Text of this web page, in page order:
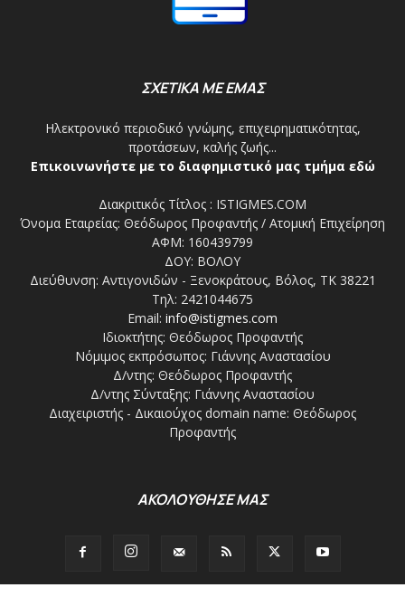
ΣΧΕΤΙΚΑ ΜΕ ΕΜΑΣ
Ηλεκτρονικό περιοδικό γνώμης, επιχειρηματικότητας,
προτάσεων, καλής ζωής...
Επικοινωνήστε με το διαφημιστικό μας τμήμα εδώ
Διακριτικός Τίτλος : ISTIGMES.COM
Όνομα Εταιρείας: Θεόδωρος Προφαντής / Ατομική Επιχείρηση
ΑΦΜ: 160439799
ΔΟΥ: ΒΟΛΟΥ
Διεύθυνση: Αντιγονιδών - Ξενοκράτους, Βόλος, ΤΚ 38221
Τηλ: 2421044675
Email: info@istigmes.com
Ιδιοκτήτης: Θεόδωρος Προφαντής
Νόμιμος εκπρόσωπος: Γιάννης Αναστασίου
Δ/ντης: Θεόδωρος Προφαντής
Δ/ντης Σύνταξης: Γιάννης Αναστασίου
Διαχειριστής - Δικαιούχος domain name: Θεόδωρος
Προφαντής
ΑΚΟΛΟΥΘΗΣΕ ΜΑΣ